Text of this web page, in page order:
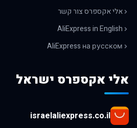
אלי אקספרס צור קשר
AliExpress in English
AliExpress на русском
אלי אקספרס ישראל
israelaliexpress.co.il